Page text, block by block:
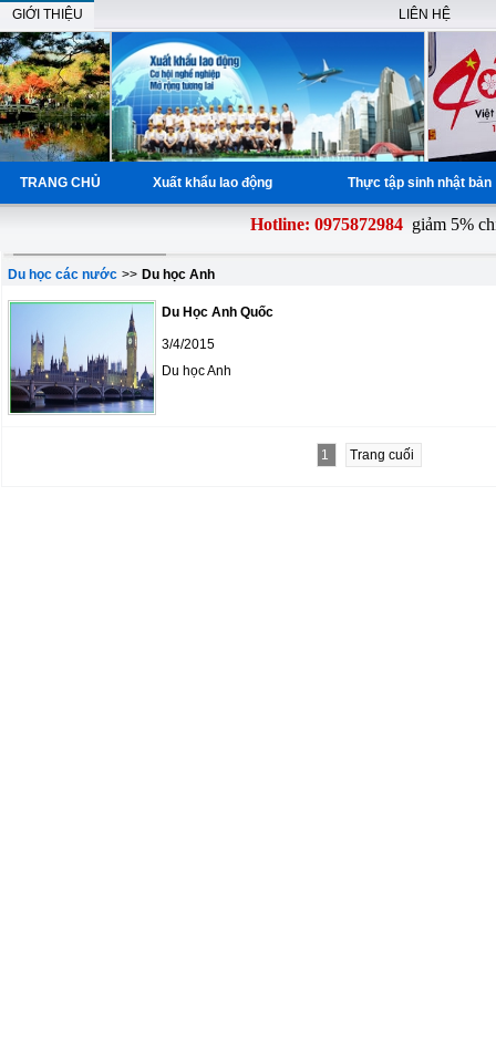
GIỚI THIỆU LIÊN HỆ
TRANG CHỦ Xuất khẩu lao động Thực tập sinh nhật
Hotline: 0975872984giảm 5% chi
Du học các nước >> Du học Anh
Du Học Anh Quốc
3/4/2015
Du học Anh
1 Trang cuối